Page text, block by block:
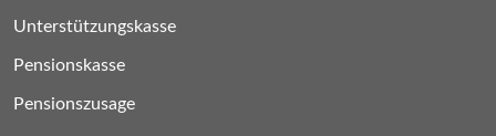
Unterstützungskasse
Pensionskasse
Pensionszusage